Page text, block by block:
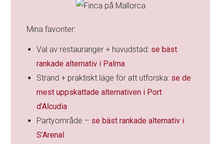
Mina favoriter:
Val av restauranger + huvudstad: se bäst
rankade alternativ i Palma
Strand + praktiskt läge för att utforska: se de
mest uppskattade alternativen i Port
d’Alcudia
Partyområde – se bäst rankade alternativ i
S’Arenal